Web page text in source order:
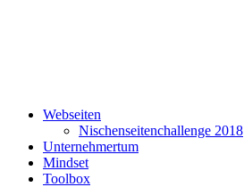
Webseiten
Nischenseitenchallenge 2018
Unternehmertum
Mindset
Toolbox